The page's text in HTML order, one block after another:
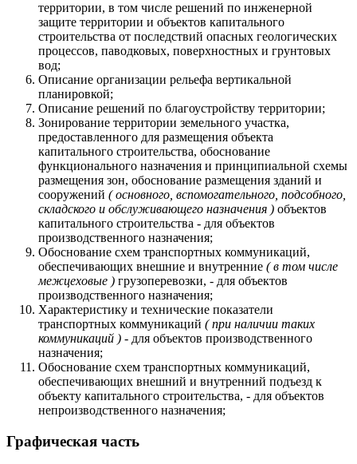
территории, в том числе решений по инженерной
защите территории и объектов капитального
строительства от последствий опасных геологических
процессов, паводковых, поверхностных и грунтовых
вод;
Описание организации рельефа вертикальной
планировкой;
Описание решений по благоустройству территории;
Зонирование территории земельного участка,
предоставленного для размещения объекта
капитального строительства, обоснование
функционального назначения и принципиальной схемы
размещения зон, обоснование размещения зданий и
сооружений ( основного, вспомогательного, подсобного,
складского и обслуживающего назначения ) объектов
капитального строительства - для объектов
производственного назначения;
Обоснование схем транспортных коммуникаций,
обеспечивающих внешние и внутренние ( в том числе
межцеховые ) грузоперевозки, - для объектов
производственного назначения;
Характеристику и технические показатели
транспортных коммуникаций ( при наличии таких
коммуникаций ) - для объектов производственного
назначения;
Обоснование схем транспортных коммуникаций,
обеспечивающих внешний и внутренний подъезд к
объекту капитального строительства, - для объектов
непроизводственного назначения;
Графическая часть